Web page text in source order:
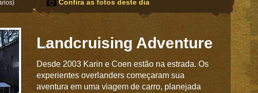
) Confira as fotos deste dia
Landcruising Adventure
Desde 2003 Karin e Coen estão na estrada. Os
experientes overlanders começaram sua
aventura em uma viagem de carro, planejada